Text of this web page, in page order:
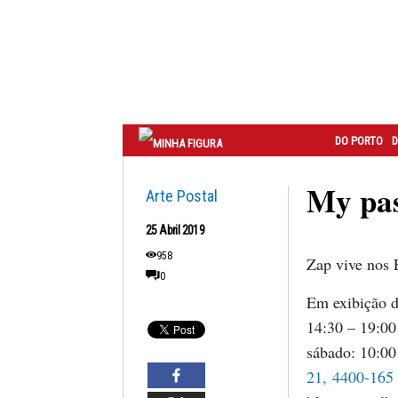
DO PORTO
Arte Postal
25 Abril 2019
958
0
My
Zap vive nos
Em exibição
14:30 – 19:00
sábado:
21, 4400-